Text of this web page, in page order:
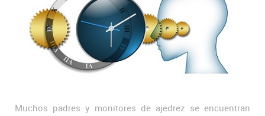
Muchos padres y monitores de ajedrez se encuentran